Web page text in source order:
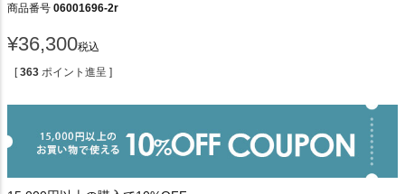
商品番号 06001696-2r
¥36,300税込
[ 363 ポイント進呈 ]